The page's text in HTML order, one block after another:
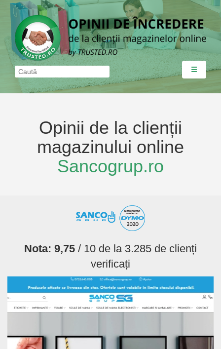
☰
Opinii de la clienții
magazinului online
Sancogrup.ro
Nota: 9,75 / 10 de la 3.285 de clienți
verificați